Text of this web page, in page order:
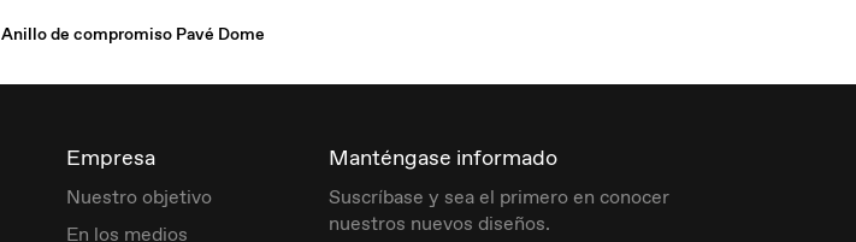
Anillo de compromiso Pavé Dome
Empresa
Nuestro objetivo
En los medios
Manténgase informado
Suscríbase y sea el primero en conocer
nuestros nuevos diseños.